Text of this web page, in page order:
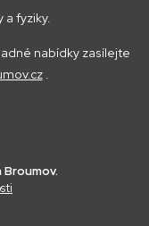
a fyziky.
nabídky zasílejte
.
Broumov.